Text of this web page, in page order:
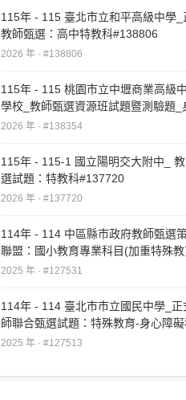
115年 - 115 臺北市立和平高級中學_
教師甄選：高中特教科#138806
2026 年 · #138806
115年 - 115 桃園市立中壢商業高級
學校_教師甄選資源班試題暨測驗題_
障礙組：特殊教育科#138354
2026 年 · #138354
115年 - 115-1 國立陽明交大附中_
選試題：特教科#137720
2026 年 · #137720
114年 - 114 中區縣市政府教師甄選
聯盟：國小教育專業科目(加重特殊教
重-身障)#127531
2025 年 · #127531
114年 - 114 臺北市市立國民中學_正
師聯合甄選試題：特殊教育-身心障
#127513
2025 年 · #127513